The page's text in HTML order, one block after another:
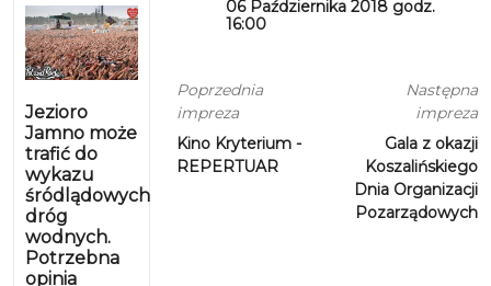
Jezioro
Jamno może
trafić do
wykazu
śródlądowych
dróg
wodnych.
Potrzebna
opinia
06 Października 2018 godz.
16:00
Poprzednia
impreza
Kino Kryterium -
REPERTUAR
Następna
impreza
Gala z okazji
Koszalińskiego
Dnia Organizacji
Pozarządowych